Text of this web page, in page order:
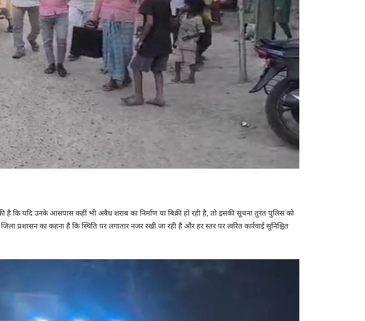
यदि उनके आसपास कहीं भी अवैध शराब का निर्माण या बिक्री हो रही है, तो इसकी सूचना तुरंत पुलिस को
प्रशासन का कहना है कि स्थिति पर लगातार नजर रखी जा रही है और हर स्तर पर त्वरित कार्रवाई सुनिश्चित